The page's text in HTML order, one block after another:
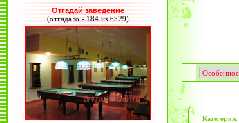
Отгадай заведение
(отгадало - 184 из 6529)
Категория: